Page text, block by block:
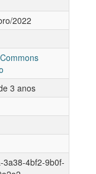
2022
3 anos
3a38-4bf2-9b0f-